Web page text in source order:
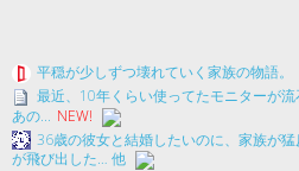
平穏が少しずつ壊れていく家族の物語。
最近、10年くらい使ってたモニターが流
あの... NEW!
36歳の彼女と結婚したいのに、家族が
が飛び出した… 他